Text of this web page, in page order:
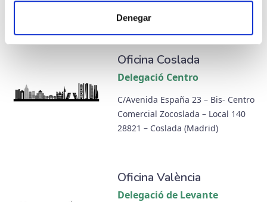
Denegar
Oficina Coslada
Delegació Centro
C/Avenida España 23 – Bis- Centro
Comercial Zocoslada – Local 140
28821 – Coslada (Madrid)
Oficina València
Delegació de Levante